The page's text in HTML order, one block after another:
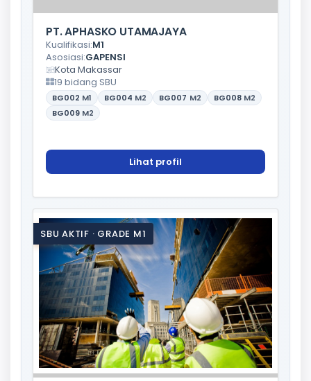
PT. APHASKO UTAMAJAYA
Kualifikasi:M1
Asosiasi:GAPENSI
Kota Makassar
19 bidang SBU
BG002 M1 BG004 M2 BG007 M2 BG008 M2
BG009 M2
Lihat profil
SBU AKTIF · GRADE M1